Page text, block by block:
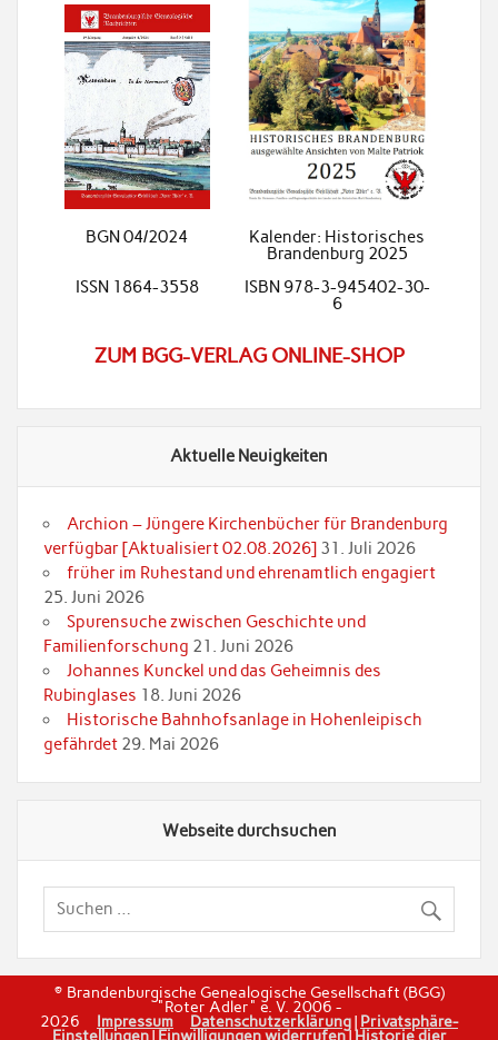
BGN 04/2024
Kalender: Historisches
Brandenburg 2025
ISSN 1864-3558
ISBN 978-3-945402-30-
6
ZUM BGG-VERLAG ONLINE-SHOP
Aktuelle Neuigkeiten
Archion – Jüngere Kirchenbücher für Brandenburg
verfügbar [Aktualisiert 02.08.2026] 31. Juli 2026
früher im Ruhestand und ehrenamtlich engagiert
25. Juni 2026
Spurensuche zwischen Geschichte und
Familienforschung 21. Juni 2026
Johannes Kunckel und das Geheimnis des
Rubinglases 18. Juni 2026
Historische Bahnhofsanlage in Hohenleipisch
gefährdet 29. Mai 2026
Webseite durchsuchen
© Brandenburgische Genealogische Gesellschaft (BGG)
"Roter Adler" e. V. 2006 -
2026 Impressum Datenschutzerklärung| Privatsphäre-
Einstellungen| Einwilligungen widerrufen|Historie dier